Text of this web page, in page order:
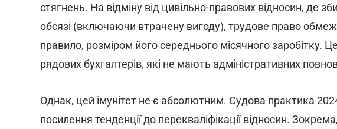
стягнень. На відміну від цивільно-правових відносин, де
обсязі (включаючи втрачену вигоду), трудове право
правило, розміром його середнього місячного заробітку.
рядових бухгалтерів, які не мають адміністративних
Однак, цей імунітет не є абсолютним. Судова практика
посилення тенденції до перекваліфікації відносин.